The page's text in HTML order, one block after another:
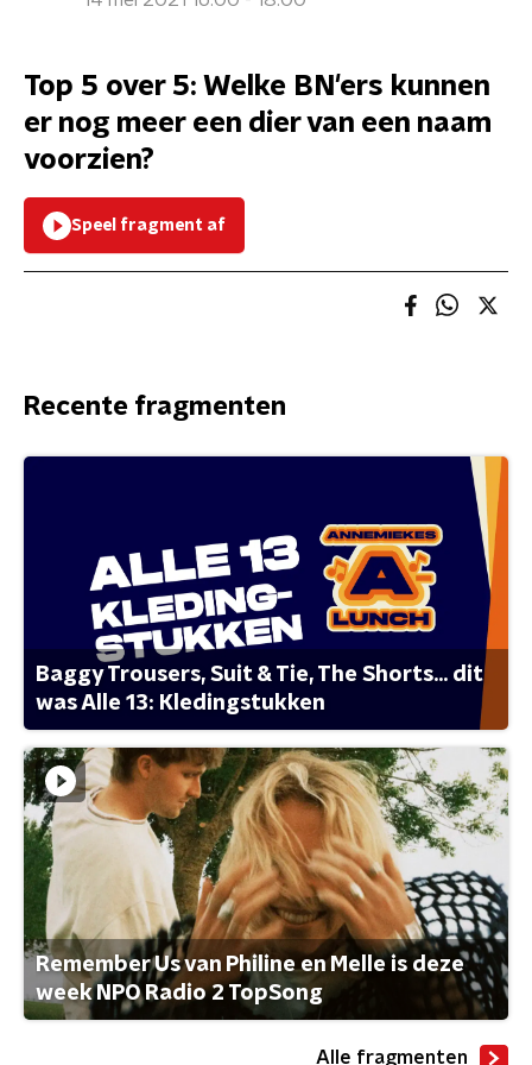
Top 5 over 5: Welke BN'ers kunnen
er nog meer een dier van een naam
voorzien?
Speel fragment af
Recente fragmenten
Baggy Trousers, Suit & Tie, The Shorts... dit
was Alle 13: Kledingstukken
Remember Us van Philine en Melle is deze
week NPO Radio 2 TopSong
Alle fragmenten